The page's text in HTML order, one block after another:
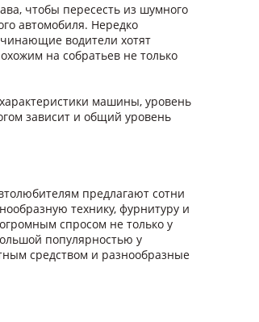
чтобы пересесть из шумного
автомобиля. Нередко
водители хотят
на собратьев не только
машины, уровень
зависит и общий уровень
предлагают сотни
технику, фурнитуру и
спросом не только у
популярностью у
средством и разнообразные